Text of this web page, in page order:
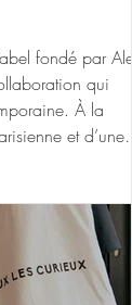
fondé par
qui
À la
et d’une
et assumé. Entre
matières jouent
tandis
insufflent une